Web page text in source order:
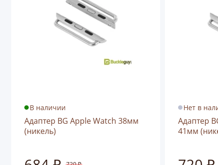
В наличии
Адаптер BG Apple Watch 38мм
(никель)
Нет в
Адаптер
41мм